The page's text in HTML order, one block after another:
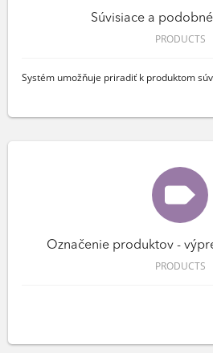
Súvisiace a
PRODUCTS
Systém umožňuje priradiť k produktom
Označenie produktov -
PRODUCTS